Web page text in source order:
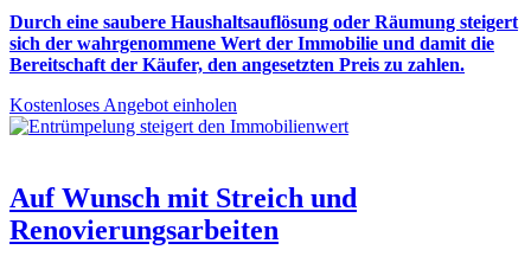
Durch eine saubere Haushaltsauflösung oder Räumung steigert
sich der wahrgenommene Wert der Immobilie und damit die
Bereitschaft der Käufer, den angesetzten Preis zu zahlen.
Kostenloses Angebot einholen
Auf Wunsch mit Streich und
Renovierungsarbeiten